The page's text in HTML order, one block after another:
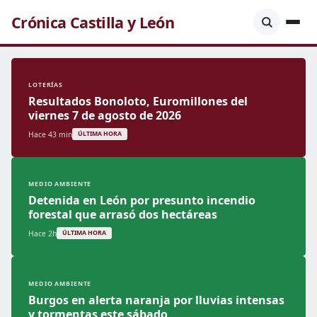
Crónica Castilla y León
LOTERÍAS
Resultados Bonoloto, Euromillones del
viernes 7 de agosto de 2026
Hace 43 min ÚLTIMA HORA
MEDIO AMBIENTE
Detenida en León por presunto incendio
forestal que arrasó dos hectáreas
Hace 2h ÚLTIMA HORA
MEDIO AMBIENTE
Burgos en alerta naranja por lluvias intensas